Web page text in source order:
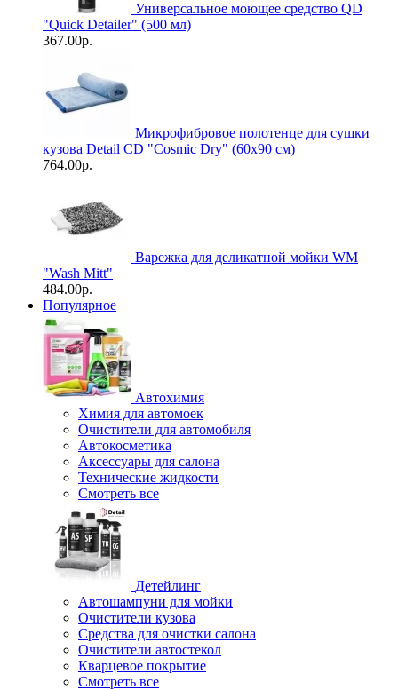
Универсальное моющее средство QD
"Quick Detailer" (500 мл)
367.00р.
Микрофибровое полотенце для сушки
кузова Detail CD "Cosmic Dry" (60х90 см)
764.00р.
Варежка для деликатной мойки WM
"Wash Mitt"
484.00р.
Популярное
Автохимия
Химия для автомоек
Очистители для автомобиля
Автокосметика
Аксессуары для салона
Технические жидкости
Смотреть все
Детейлинг
Автошампуни для мойки
Очистители кузова
Средства для очистки салона
Очистители автостекол
Кварцевое покрытие
Смотреть все